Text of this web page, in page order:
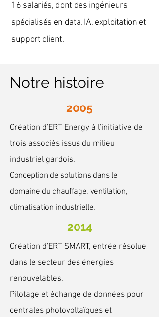
16 salariés, dont des ingénieurs
spécialisés en data, IA, exploitation et
support client.
Notre histoire
2005
Création d'ERT Energy à l'initiative de
trois associés issus du milieu
industriel gardois.
Conception de solutions dans le
domaine du chauffage, ventilation,
climatisation industrielle.
2014
Création d'ERT SMART, entrée résolue
dans le secteur des énergies
renouvelables.
Pilotage et échange de données pour
centrales photovoltaïques et